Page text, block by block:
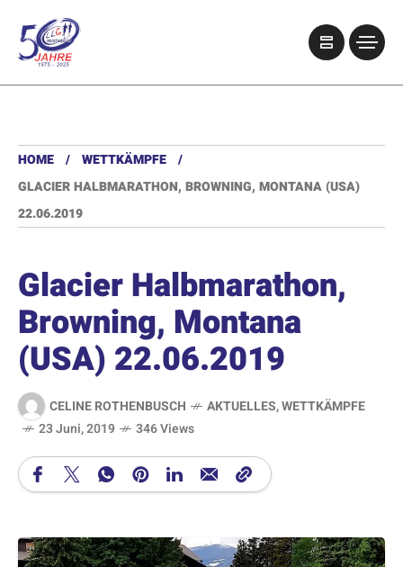
HOME
WETTKÄMPFE
GLACIER HALBMARATHON, BROWNING, MONTANA (USA)
22.06.2019
Glacier Halbmarathon,
Browning, Montana
(USA) 22.06.2019
CELINE ROTHENBUSCH AKTUELLES,WETTKÄMPFE
23 Juni, 2019
346 Views